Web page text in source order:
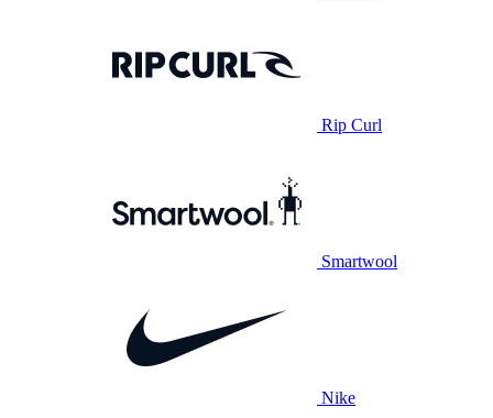
Rip Curl
Smartwool
Nike